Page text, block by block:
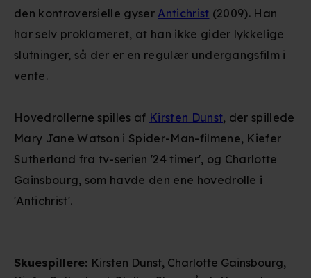
Skuespillere: Kirsten Dunst, Charlotte Gainsbourg,
den kontroversielle gyserAntichrist (2009). Han
har selv proklameret, at han ikke gider lykkelige
slutninger, så der er en regulær undergangsfilm i
vente.
Hovedrollerne spilles af Kirsten Dunst, der spillede
Mary Jane Watson i Spider-Man-filmene, Kiefer
Sutherland fra tv-serien '24 timer', og Charlotte
Gainsbourg, som havde den ene hovedrolle i
'Antichrist'.